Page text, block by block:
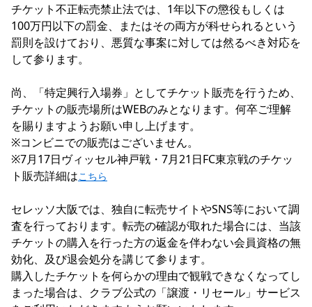
チケット不正転売禁止法では、1年以下の懲役もしくは
100万円以下の罰金、またはその両方が科せられるという
罰則を設けており、悪質な事案に対しては然るべき対応を
して参ります。
尚、「特定興行入場券」としてチケット販売を行うため、
チケットの販売場所はWEBのみとなります。何卒ご理解
を賜りますようお願い申し上げます。
※コンビニでの販売はございません。
※7月17日ヴィッセル神戸戦・7月21日FC東京戦のチケッ
ト販売詳細はこちら
セレッソ大阪では、独自に転売サイトやSNS等において調
査を行っております。転売の確認が取れた場合には、当該
チケットの購入を行った方の返金を伴わない会員資格の無
効化、及び退会処分を講じて参ります。
購入したチケットを何らかの理由で観戦できなくなってし
まった場合は、クラブ公式の「譲渡・リセール」サービス